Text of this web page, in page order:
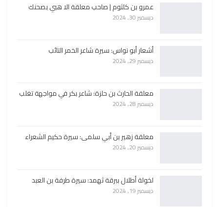
عمرو بن كلثوم | صاحب معلقة الا هبي بصحنك
ديسمبر 30, 2024
أشعار أبو نواس: سيرة شاعر الخمر التائب
ديسمبر 29, 2024
معلقة الحارث بن حلزة: شاعر بكر في مواجهة تغلب
ديسمبر 28, 2024
معلقة زهير بن أبي سلمى: سيرة حكيم الشعراء
ديسمبر 20, 2024
لخولة أطلال ببرقة ثهمد: سيرة طرفة بن العبد
ديسمبر 19, 2024